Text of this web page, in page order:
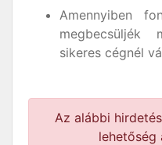
Amennyiben
megbecsüljék
sikeres cégnél
Az alábbi
lehetőség